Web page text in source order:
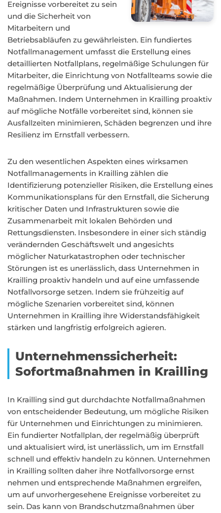
Ereignisse vorbereitet zu sein
und die Sicherheit von
Mitarbeitern und
Betriebsabläufen zu gewährleisten. Ein fundiertes
Notfallmanagement umfasst die Erstellung eines
detaillierten Notfallplans, regelmäßige Schulungen für
Mitarbeiter, die Einrichtung von Notfallteams sowie die
regelmäßige Überprüfung und Aktualisierung der
Maßnahmen. Indem Unternehmen in Krailling proaktiv
auf mögliche Notfälle vorbereitet sind, können sie
Ausfallzeiten minimieren, Schäden begrenzen und ihre
Resilienz im Ernstfall verbessern.
Zu den wesentlichen Aspekten eines wirksamen
Notfallmanagements in Krailling zählen die
Identifizierung potenzieller Risiken, die Erstellung eines
Kommunikationsplans für den Ernstfall, die Sicherung
kritischer Daten und Infrastrukturen sowie die
Zusammenarbeit mit lokalen Behörden und
Rettungsdiensten. Insbesondere in einer sich ständig
verändernden Geschäftswelt und angesichts
möglicher Naturkatastrophen oder technischer
Störungen ist es unerlässlich, dass Unternehmen in
Krailling proaktiv handeln und auf eine umfassende
Notfallvorsorge setzen. Indem sie frühzeitig auf
mögliche Szenarien vorbereitet sind, können
Unternehmen in Krailling ihre Widerstandsfähigkeit
stärken und langfristig erfolgreich agieren.
Unternehmenssicherheit:
Sofortmaßnahmen in Krailling
In Krailling sind gut durchdachte Notfallmaßnahmen
von entscheidender Bedeutung, um mögliche Risiken
für Unternehmen und Einrichtungen zu minimieren.
Ein fundierter Notfallplan, der regelmäßig überprüft
und aktualisiert wird, ist unerlässlich, um im Ernstfall
schnell und effektiv handeln zu können. Unternehmen
in Krailling sollten daher ihre Notfallvorsorge ernst
nehmen und entsprechende Maßnahmen ergreifen,
um auf unvorhergesehene Ereignisse vorbereitet zu
sein. Das kann von Brandschutzmaßnahmen über